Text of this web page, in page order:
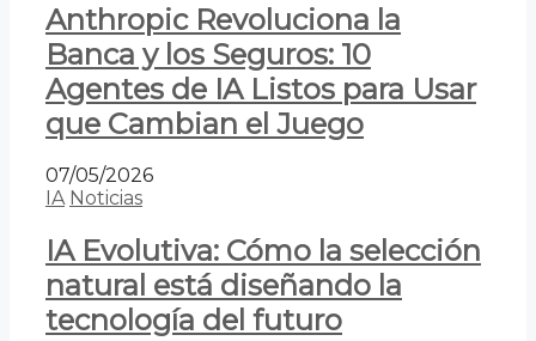
Anthropic Revoluciona la
Banca y los Seguros: 10
Agentes de IA Listos para Usar
que Cambian el Juego
07/05/2026
IA Noticias
IA Evolutiva: Cómo la selección
natural está diseñando la
tecnología del futuro